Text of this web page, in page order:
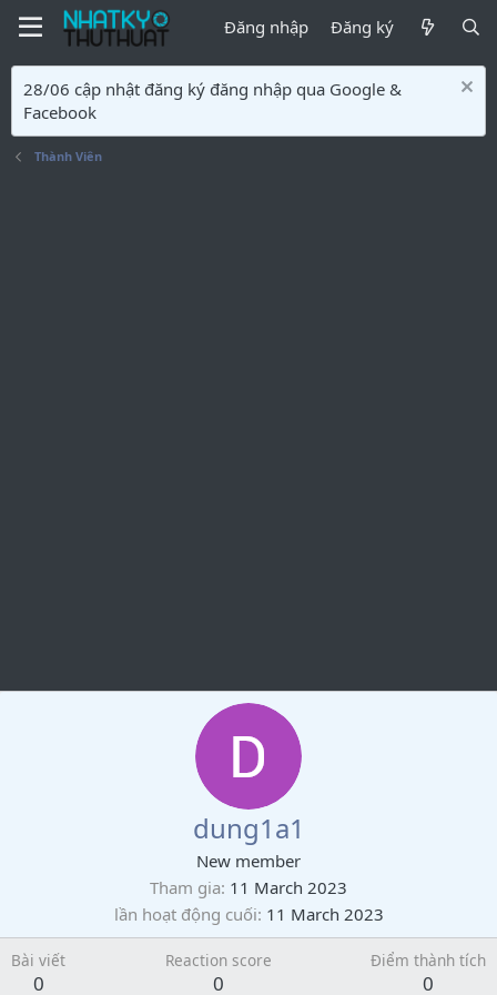
Đăng nhập Đăng ký
28/06 cập nhật đăng ký đăng nhập qua Google &
Facebook
Thành Viên
dung1a1
New member
Tham gia 11 March 2023
lần hoạt động cuối 11 March 2023
Bài viết
0
Reaction score
0
Điểm thành tích
0